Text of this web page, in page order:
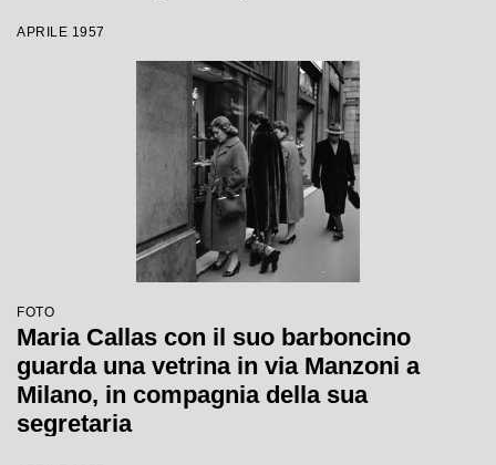
APRILE 1957
FOTO
Maria Callas con il suo barboncino
guarda una vetrina in via Manzoni a
Milano, in compagnia della sua
segretaria